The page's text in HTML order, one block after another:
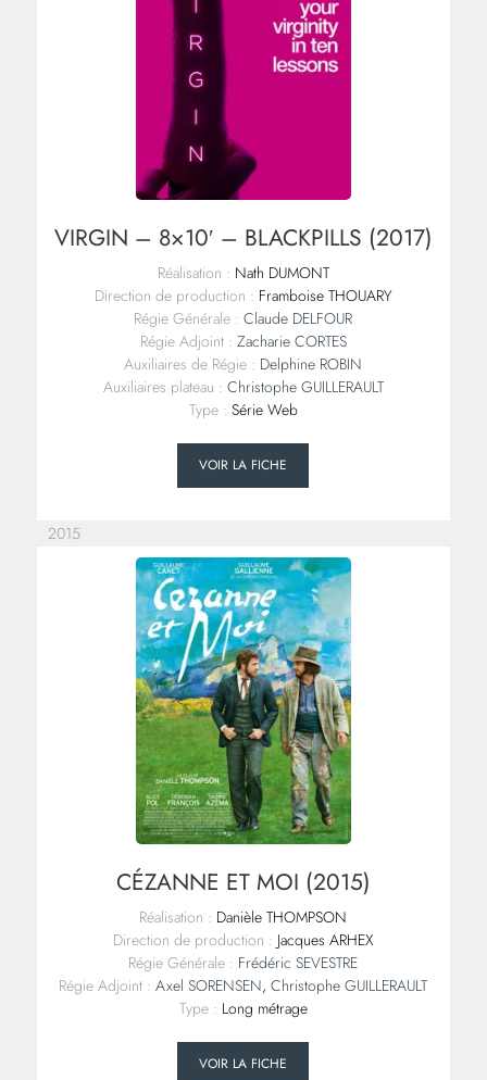
VIRGIN – 8×10′ – BLACKPILLS (2017)
Réalisation : Nath DUMONT
Direction de production : Framboise THOUARY
Régie Générale : Claude DELFOUR
Régie Adjoint : Zacharie CORTES
Auxiliaires de Régie : Delphine ROBIN
Auxiliaires plateau : Christophe GUILLERAULT
Type : Série Web
VOIR LA FICHE
2015
CÉZANNE ET MOI (2015)
Réalisation : Danièle THOMPSON
Direction de production : Jacques ARHEX
Régie Générale : Frédéric SEVESTRE
Régie Adjoint : Axel SORENSEN,Christophe GUILLERAULT
Type : Long métrage
VOIR LA FICHE